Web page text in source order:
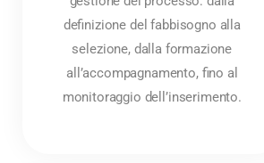
definizione del fabbisogno alla
selezione, dalla formazione
all’accompagnamento, fino al
monitoraggio dell’inserimento.